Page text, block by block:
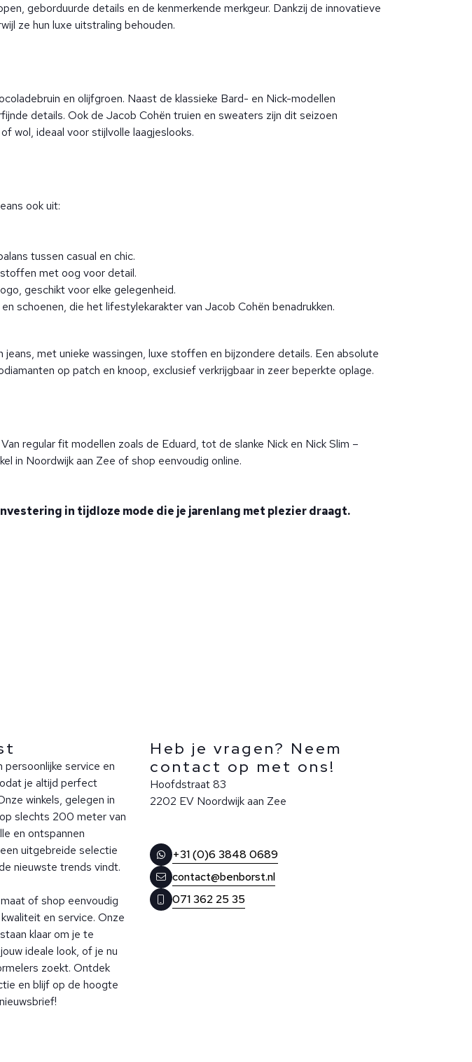
geborduurde details en de kenmerkende merkgeur. Dankzij de innovatieve
ze hun luxe uitstraling behouden.
en olijfgroen. Naast de klassieke Bard- en Nick-modellen
details. Ook de Jacob Cohën truien en sweaters zijn dit seizoen
wol, ideaal voor stijlvolle laagjeslooks.
ook uit:
tussen casual en chic.
met oog voor detail.
geschikt voor elke gelegenheid.
schoenen, die het lifestylekarakter van Jacob Cohën benadrukken.
met unieke wassingen, luxe stoffen en bijzondere details. Een absolute
op patch en knoop, exclusief verkrijgbaar in zeer beperkte oplage.
regular fit modellen zoals de Eduard, tot de slanke Nick en Nick Slim –
in Noordwijk aan Zee of shop eenvoudig online.
in tijdloze mode die je jarenlang met plezier draagt.
service en
je altijd perfect
winkels, gelegen in
slechts 200 meter van
en ontspannen
uitgebreide selectie
nieuwste trends vindt.
of shop eenvoudig
en service. Onze
klaar om je te
ideale look, of je nu
zoekt. Ontdek
en blijf op de hoogte
Heb je vragen? Neem
contact op met ons!
Hoofdstraat 83
2202 EV Noordwijk aan Zee
+31 (0)6 3848 0689
contact@benborst.nl
071 362 25 35